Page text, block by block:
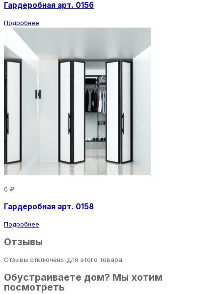
Гардеробная арт. 0156
Подробнее
0 ₽
Гардеробная арт. 0158
Подробнее
Отзывы
Отзывы отключены для этого товара.
Обустраиваете дом? Мы хотим
посмотреть